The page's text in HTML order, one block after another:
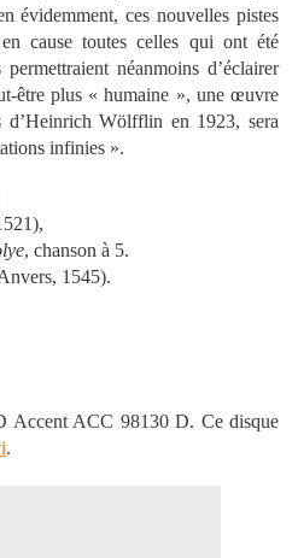
évidemment, ces nouvelles pistes
cause toutes celles qui ont été
néanmoins d’éclairer
être plus « humaine », une œuvre
d’Heinrich Wölfflin en 1923, sera
infinies ».
, chanson à 5.
1545).
Accent ACC 98130 D. Ce disque
.